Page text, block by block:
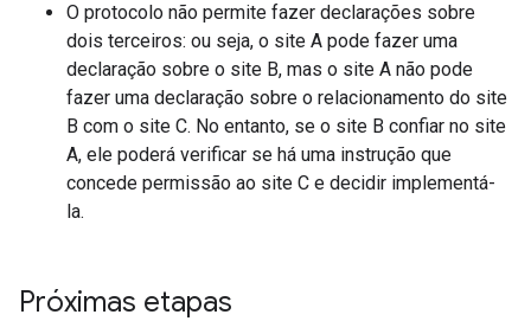
O protocolo não permite fazer declarações sobre
dois terceiros: ou seja, o site A pode fazer uma
declaração sobre o site B, mas o site A não pode
fazer uma declaração sobre o relacionamento do site
B com o site C. No entanto, se o site B confiar no site
A, ele poderá verificar se há uma instrução que
concede permissão ao site C e decidir implementá-
la.
Próximas etapas